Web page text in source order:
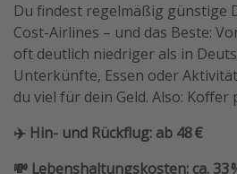
Du findest regelmäßig günstige
Cost-Airlines – und das Beste:
oft deutlich niedriger als in
Unterkünfte, Essen oder
du viel für dein Geld. Also: Koffer
✈️ Hin- und Rückflug: ab 48 €
💸 Lebenshaltungskosten: ca. 33